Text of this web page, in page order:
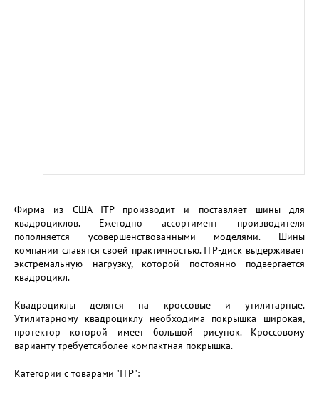
Фирма из США ITP производит и поставляет шины для
квадроциклов. Ежегодно ассортимент производителя
пополняется усовершенствованными моделями. Шины
компании славятся своей практичностью. ITP-диск выдерживает
экстремальную нагрузку, которой постоянно подвергается
квадроцикл.
Квадроциклы делятся на кроссовые и утилитарные.
Утилитарному квадроциклу необходима покрышка широкая,
протектор которой имеет большой рисунок. Кроссовому
варианту требуетсяболее компактная покрышка.
Категории с товарами "ITP":